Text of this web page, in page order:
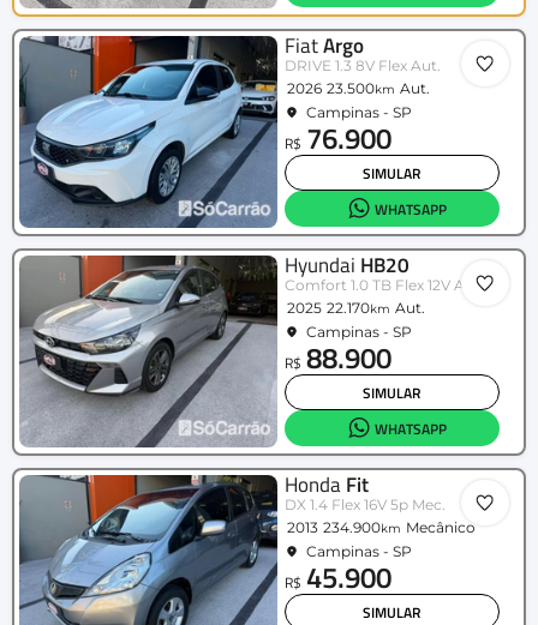
FiatArgo
DRIVE 1.3 8V Flex Aut.
2026 23.500km Aut.
Campinas - SP
R$ 76.900
SIMULAR
WHATSAPP
Hyundai HB20
Comfort 1.0 TB Flex 12V Aut
2025 22.170km Aut.
Campinas - SP
R$ 88.900
SIMULAR
WHATSAPP
Honda Fit
DX 1.4 Flex 16V 5p Mec.
2013 234.900km Mecânico
Campinas - SP
R$ 45.900
SIMULAR